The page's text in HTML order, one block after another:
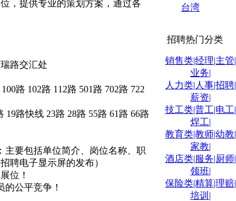
，提供专业的策划方案，通过各
路交汇处
路 102路 112路 501路 702路 722
路快线 23路 28路 55路 61路 66路
主要包括单位简介、岗位名称、职
聘电子显示屏的发布）
位！
公平竞争！
台湾
招聘热门分类
销售类|经理|主管|
业务|
人力类|人事|招聘|
薪资|
技工类|普工|电工|
焊工|
教育类|教师|幼教|
家教|
酒店类|服务|厨师|
领班|
保险类|精算|理赔|
培训|